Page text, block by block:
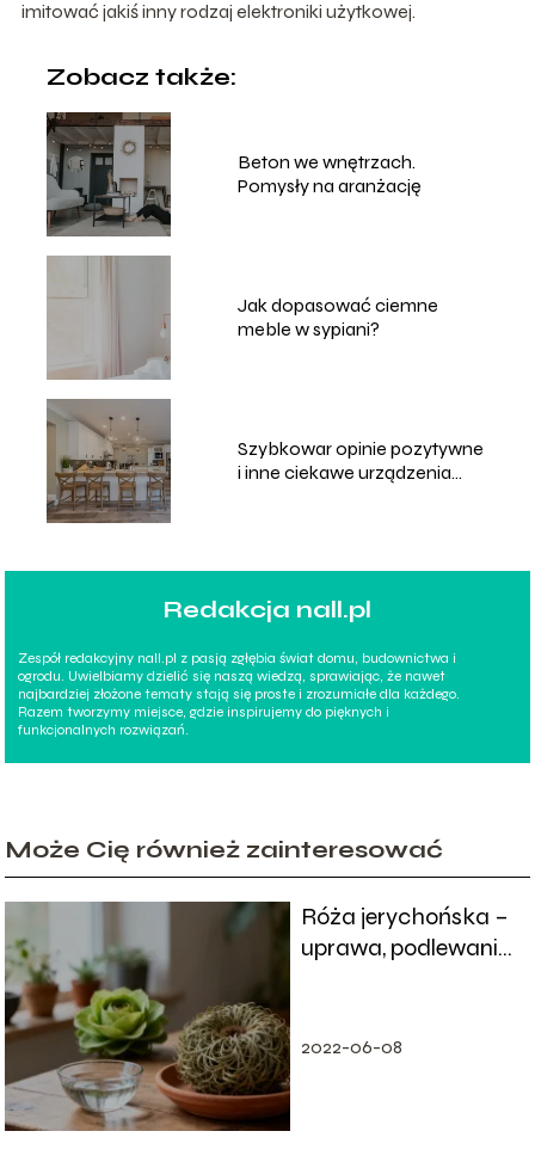
imitować jakiś inny rodzaj elektroniki użytkowej.
Zobacz także:
Beton we wnętrzach.
Pomysły na aranżację
Jak dopasować ciemne
meble w sypiani?
Szybkowar opinie pozytywne
i inne ciekawe urządzenia
Redakcja nall.pl
Zespół redakcyjny nall.pl z pasją zgłębia świat domu, budownictwa i
ogrodu. Uwielbiamy dzielić się naszą wiedzą, sprawiając, że nawet
najbardziej złożone tematy stają się proste i zrozumiałe dla każdego.
Razem tworzymy miejsce, gdzie inspirujemy do pięknych i
funkcjonalnych rozwiązań.
Może Cię również zainteresować
Róża jerychońska –
uprawa, podlewanie,
2022-06-08